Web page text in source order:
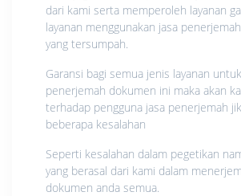
dari kami serta memperoleh layanan
layanan menggunakan jasa
yang tersumpah.
Garansi bagi semua jenis layanan
penerjemah dokumen ini maka akan
terhadap pengguna jasa penerjemah
beberapa kesalahan
Seperti kesalahan dalam pegetikan
yang berasal dari kami dalam
dokumen anda semua.